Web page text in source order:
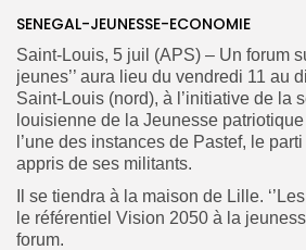
FR
SENEGAL-JEUNESSE-ECONOMIE
Saint-Louis, 5 juil (APS) – Un forum
jeunes’’ aura lieu du vendredi 11 au
Saint-Louis (nord), à l’initiative de la
louisienne de la Jeunesse
l’une des instances de Pastef, le
appris de ses militants.
Il se tiendra à la maison de Lille.
le référentiel Vision 2050 à la
forum.